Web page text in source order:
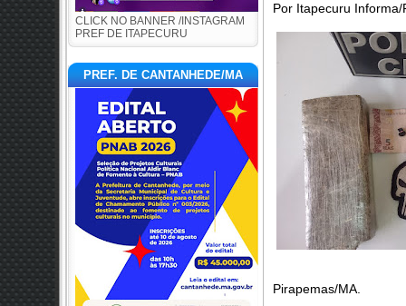
CLICK NO BANNER /INSTAGRAM
PREF DE ITAPECURU
PREF. DE CANTANHEDE/MA
Por Itapecuru Informa/
Pirapemas/MA.